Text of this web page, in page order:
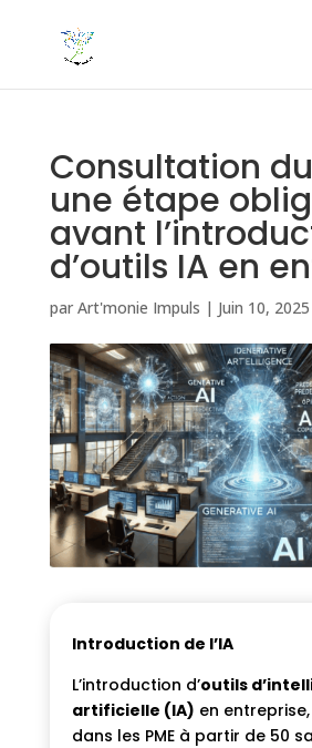
Consultation du
une étape
avant
d’outils IA en
par Art'monie Impuls | Juin 10, 2025
Introduction de l’IA
L’introduction d’outils
artificielle (IA) en
dans les PME à partir de 50